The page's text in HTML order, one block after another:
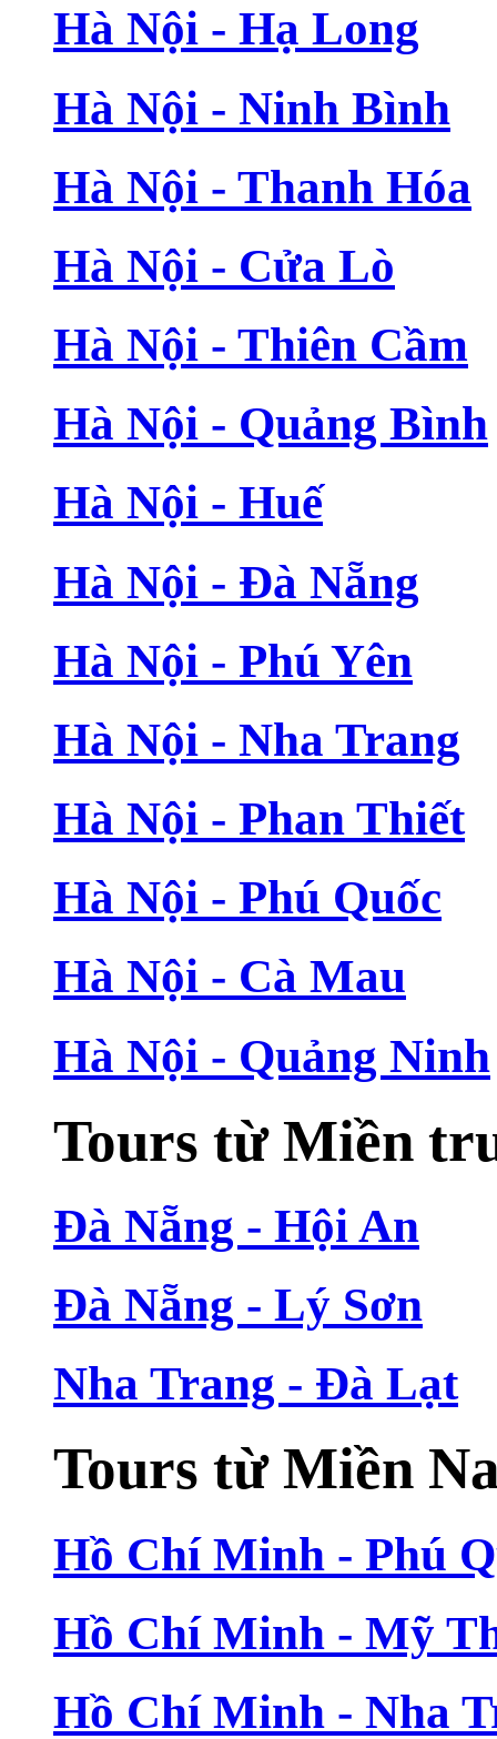
Hà Nội - Hạ Long
Hà Nội - Ninh Bình
Hà Nội - Thanh Hóa
Hà Nội - Cửa Lò
Hà Nội - Thiên Cầm
Hà Nội - Quảng Bình
Hà Nội - Huế
Hà Nội - Đà Nẵng
Hà Nội - Phú Yên
Hà Nội - Nha Trang
Hà Nội - Phan Thiết
Hà Nội - Phú Quốc
Hà Nội - Cà Mau
Hà Nội - Quảng Ninh
Tours từ Miền
Đà Nẵng - Hội An
Đà Nẵng - Lý Sơn
Nha Trang - Đà Lạt
Tours từ Miền
Hồ Chí Minh - Phú
Hồ Chí Minh - Mỹ
Hồ Chí Minh - Nha